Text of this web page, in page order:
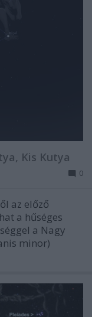
Kis Kutya
0
az előző
a hűséges
a Nagy
minor)